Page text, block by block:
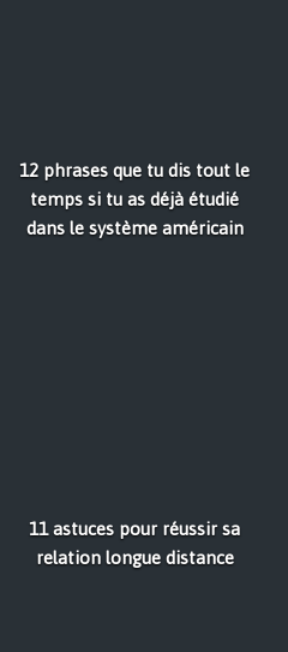
12 phrases que tu dis tout le
temps si tu as déjà étudié
dans le système américain
11 astuces pour réussir sa
relation longue distance